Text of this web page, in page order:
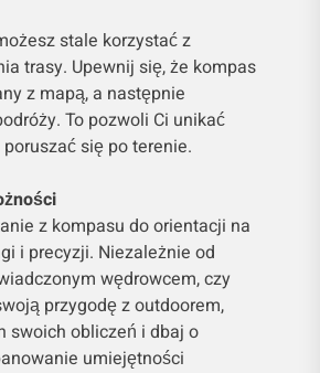
stale korzystać z
trasy. Upewnij się, że kompas
z mapą, a następnie
To pozwoli Ci unikać
się po terenie.
z kompasu do orientacji na
i precyzji. Niezależnie od
wędrowcem, czy
przygodę z outdoorem,
swoich obliczeń i dbaj o
umiejętności